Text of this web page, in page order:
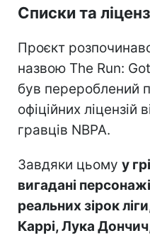
Списки та
Проєкт
назвою The Run:
був перероблений
офіційних ліцензій
гравців NBPA.
Завдяки цьому у
вигадані
реальних зірок
Каррі, Лука